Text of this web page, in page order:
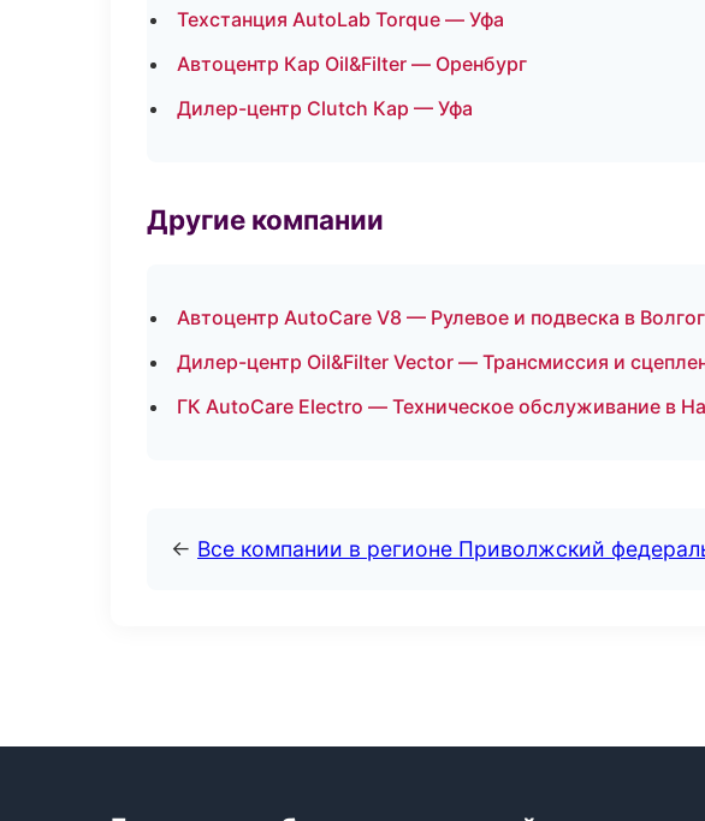
Техстанция AutoLab Torque — Уфа
Автоцентр Кар Oil&Filter — Оренбург
Дилер-центр Clutch Кар — Уфа
Другие компании
Автоцентр AutoCare V8 — Рулевое и подвеска в
Дилер-центр Oil&Filter Vector — Трансмиссия и
ГК AutoCare Electro — Техническое обслуживание в
← Все компании в регионе Приволжский